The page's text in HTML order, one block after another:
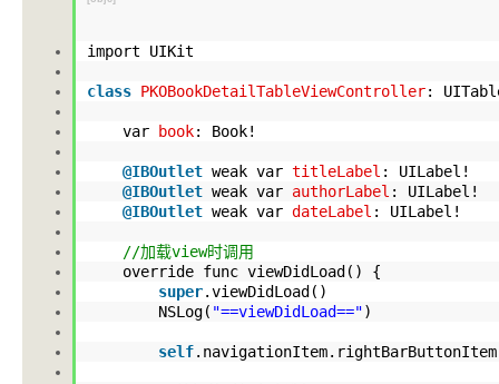
import UIKit
class PKOBookDetailTableViewController:
var book: Book!
@IBOutlet weak var titleLabel : UILabel!
@IBOutlet weak var authorLabel : UILabel!
@IBOutlet weak var dateLabel : UILabel!
//加载view时调用
override func viewDidLoad() {
super.viewDidLoad ()
NSLog( "==viewDidLoad==")
self.navigationItem.rightBarButtonItem